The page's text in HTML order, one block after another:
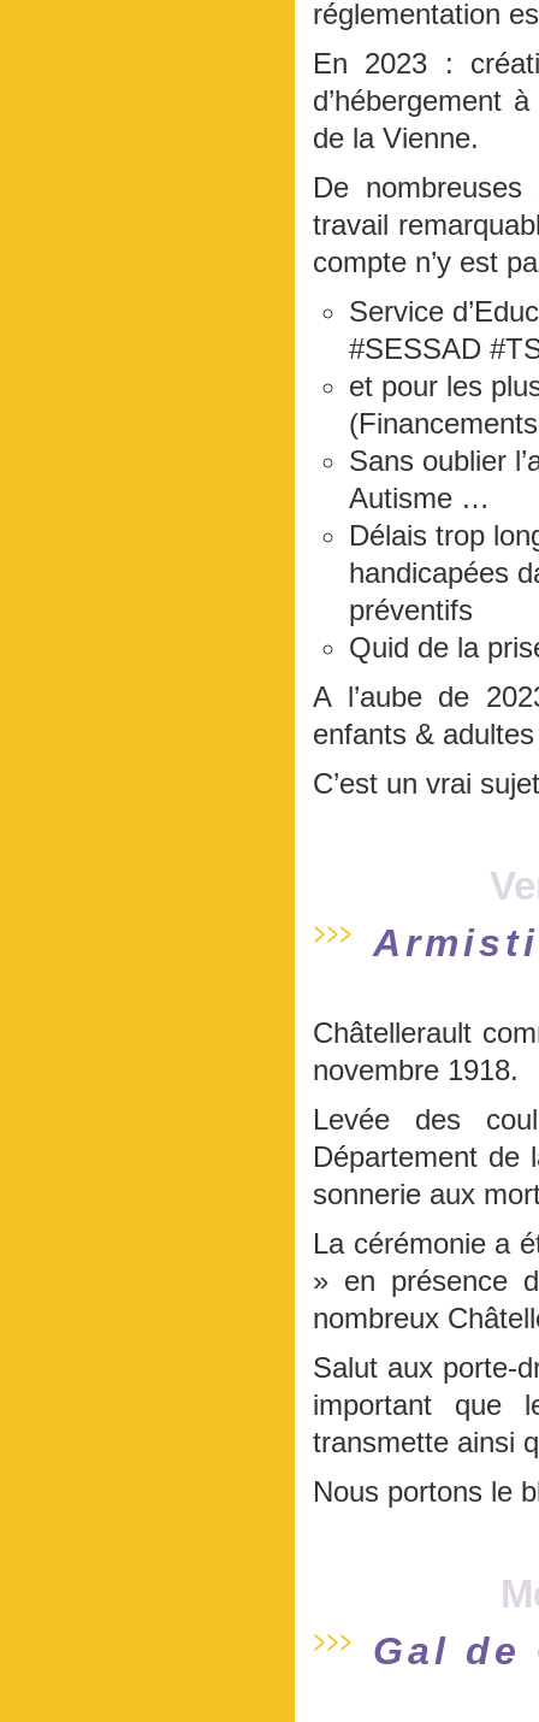
réglementation
En 2023 :
d’hébergement
de la Vienne.
De
travail
compte n’y est
Service
#SESSAD
et pour les
Sans oublier
Autisme …
Délais trop
handicapées
préventifs
Quid de la
A l’aube de
enfants &
C’est un vrai
Châtellerault
novembre 1918.
Levée des
Département de
sonnerie aux
La cérémonie a
» en présence
nombreux
Salut aux porte-
important que
transmette ainsi
Nous portons le
Gal de